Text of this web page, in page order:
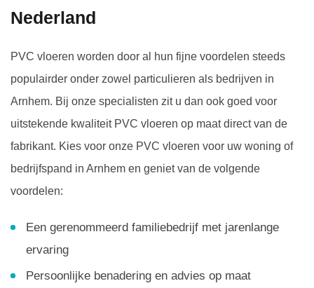
Nederland
PVC vloeren worden door al hun fijne voordelen steeds
populairder onder zowel particulieren als bedrijven in
Arnhem. Bij onze specialisten zit u dan ook goed voor
uitstekende kwaliteit PVC vloeren op maat direct van de
fabrikant. Kies voor onze PVC vloeren voor uw woning of
bedrijfspand in Arnhem en geniet van de volgende
voordelen:
Een gerenommeerd familiebedrijf met jarenlange
ervaring
Persoonlijke benadering en advies op maat